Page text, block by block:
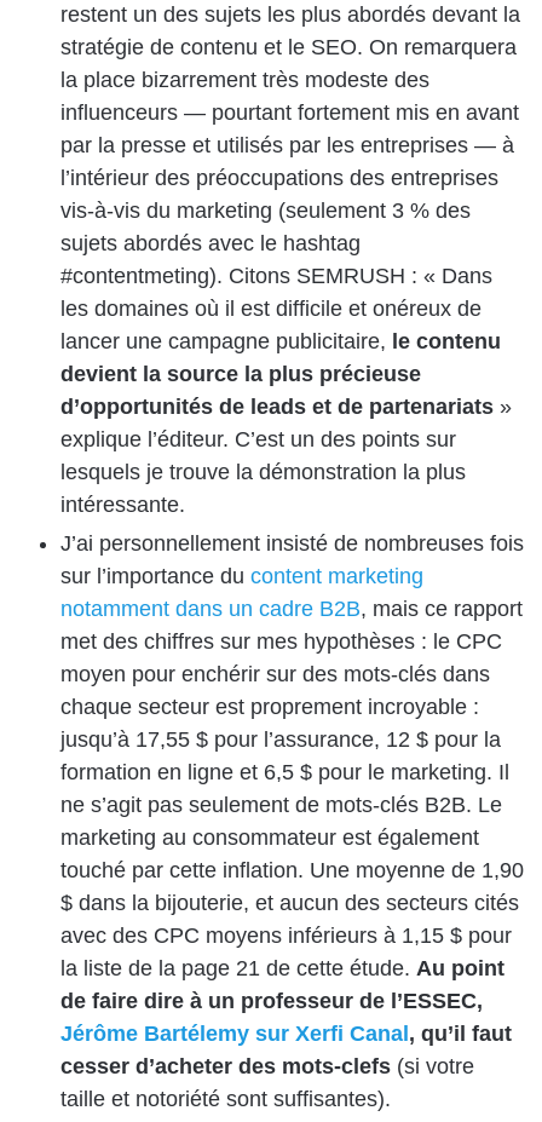
restent un des sujets les plus abordés devant la
stratégie de contenu et le SEO. On remarquera
la place bizarrement très modeste des
influenceurs — pourtant fortement mis en avant
par la presse et utilisés par les entreprises — à
l’intérieur des préoccupations des entreprises
vis-à-vis du marketing (seulement 3 % des
sujets abordés avec le hashtag
#contentmeting). Citons SEMRUSH : « Dans
les domaines où il est difficile et onéreux de
lancer une campagne publicitaire, le contenu
devient la source la plus précieuse
d’opportunités de leads et de partenariats »
explique l’éditeur. C’est un des points sur
lesquels je trouve la démonstration la plus
intéressante.
J’ai personnellement insisté de nombreuses fois
sur l’importance du content marketing
notamment dans un cadre B2B, mais ce rapport
met des chiffres sur mes hypothèses : le CPC
moyen pour enchérir sur des mots-clés dans
chaque secteur est proprement incroyable :
jusqu’à 17,55 $ pour l’assurance, 12 $ pour la
formation en ligne et 6,5 $ pour le marketing. Il
ne s’agit pas seulement de mots-clés B2B. Le
marketing au consommateur est également
touché par cette inflation. Une moyenne de 1,90
$ dans la bijouterie, et aucun des secteurs cités
avec des CPC moyens inférieurs à 1,15 $ pour
la liste de la page 21 de cette étude. Au point
de faire dire à un professeur de l’ESSEC,
Jérôme Bartélemy sur Xerfi Canal, qu’il faut
cesser d’acheter des mots-clefs (si votre
taille et notoriété sont suffisantes).